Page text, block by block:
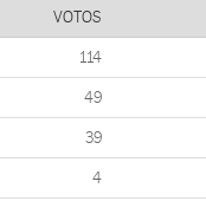
VOTOS
114
49
39
4